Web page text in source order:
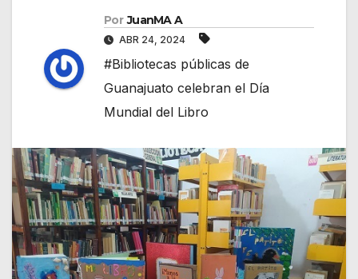
Por JuanMA A
ABR 24, 2024
#Bibliotecas públicas de
Guanajuato celebran el Día
Mundial del Libro